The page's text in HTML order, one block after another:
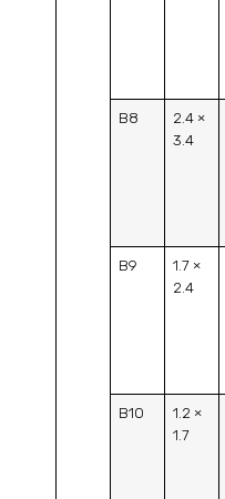
B8
2.4 ×
3.4
B9
1.7 ×
2.4
B10
1.2 ×
1.7